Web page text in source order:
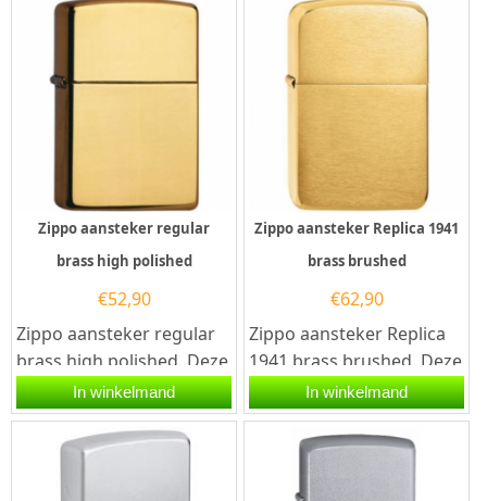
Zippo...
Zippo aansteker regular
brass high polished
€52,90
Zippo aansteker regular
brass high polished. Deze
Zippo aansteker heeft
een hoogglans messing...
In winkelmand
Zippo aansteker Replica 1941
brass brushed
€62,90
Zippo aansteker Replica
1941 brass brushed. Deze
Zippo aansteker heeft
een
geborstelde messing...
In winkelmand